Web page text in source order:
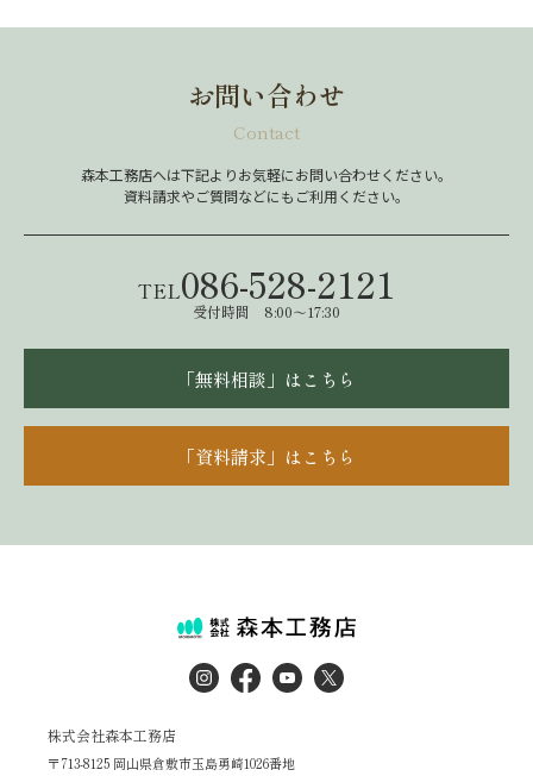
お問い合わせ
Contact
森本工務店へは下記よりお気軽にお問い合わせください。
資料請求やご質問などにもご利用ください。
TEL086-528-2121
受付時間 8:00～17:30
「無料相談」はこちら
「資料請求」はこちら
株式会社森本工務店
〒713-8125 岡山県倉敷市玉島勇崎1026番地